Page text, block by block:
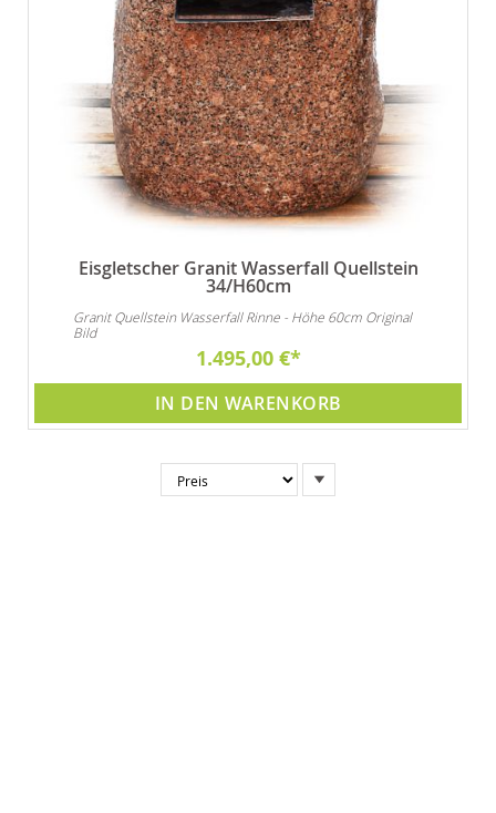
Eisgletscher Granit Wasserfall Quellstein
34/H60cm
Granit Quellstein Wasserfall Rinne - Höhe 60cm Original
Bild
1.495,00 €
IN DEN WARENKORB
absteigender